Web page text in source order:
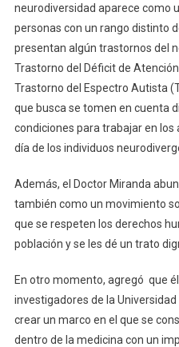
neurodiversidad aparece como
personas con un rango distinto
presentan algún trastornos del
Trastorno del Déficit de
Trastorno del Espectro Autista
que busca se tomen en cuenta
condiciones para trabajar en
día de los individuos
Además, el Doctor Miranda
también como un movimiento
que se respeten los derechos
población y se les dé un trato
En otro momento, agregó que
investigadores de la
crear un marco en el que se
dentro de la medicina con un